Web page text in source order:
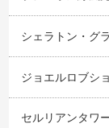
シェラトン・グ
ジョエルロブシ
セルリアンタワ